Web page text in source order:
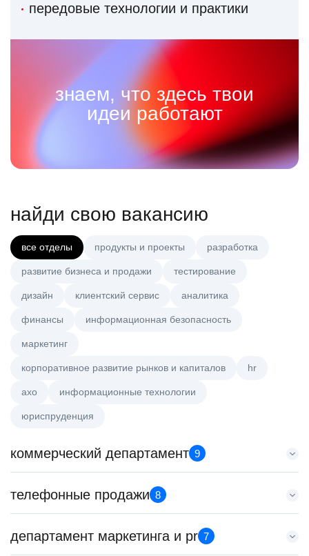
передовые технологии и практики
знаем, что здесь твои
идеи работают
найди свою вакансию
все отделы продукты и проекты разработка
развитие бизнеса и продажи тестирование
дизайн клиентский сервис аналитика
финансы информационная безопасность
маркетинг
корпоративное развитие рынков и капиталов hr
axo информационные технологии
юриспруденция
коммерческий департамент 9
Тренер по развитию компетенций продаж
HeadHunter::Коммерческий департамент
з/п не указана
телефонные продажи 8
HeadHunter::Телефонные продажи
департамент маркетинга и pr 7